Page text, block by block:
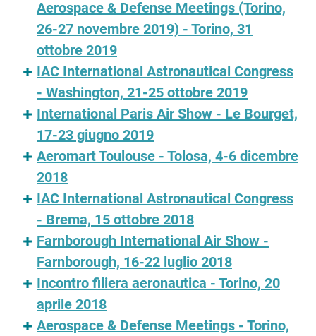
Aerospace & Defense Meetings (Torino,
26-27 novembre 2019) - Torino, 31
ottobre 2019
IAC International Astronautical Congress
- Washington, 21-25 ottobre 2019
International Paris Air Show - Le Bourget,
17-23 giugno 2019
Aeromart Toulouse - Tolosa, 4-6 dicembre
2018
IAC International Astronautical Congress
- Brema, 15 ottobre 2018
Farnborough International Air Show -
Farnborough, 16-22 luglio 2018
Incontro filiera aeronautica - Torino, 20
aprile 2018
Aerospace & Defense Meetings - Torino,